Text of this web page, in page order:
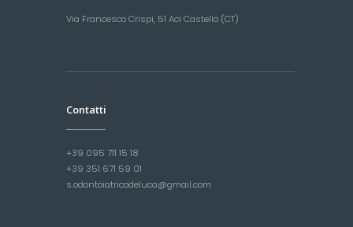
Via Francesco Crispi, 51 Aci Castello (CT)
Contatti
+39 095 711 15 18
+39 351 671 59 01
s.odontoiatricodeluca@gmail.com